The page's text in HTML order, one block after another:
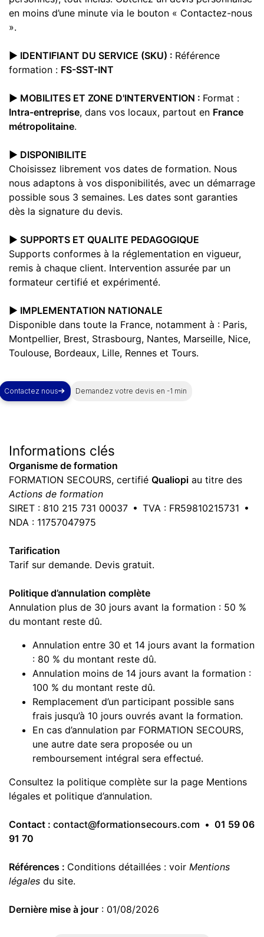
en moins d’une minute via le bouton « Contactez-nous
».
▶️ IDENTIFIANT DU SERVICE (SKU) : Référence
formation : FS-SST-INT
▶️ MOBILITES ET ZONE D'INTERVENTION : Format :
Intra-entreprise, dans vos locaux, partout en France
métropolitaine.
▶️ DISPONIBILITE
Choisissez librement vos dates de formation. Nous
nous adaptons à vos disponibilités, avec un démarrage
possible sous 3 semaines. Les dates sont garanties
dès la signature du devis.
▶️ SUPPORTS ET QUALITE PEDAGOGIQUE
Supports conformes à la réglementation en vigueur,
remis à chaque client. Intervention assurée par un
formateur certifié et expérimenté.
▶️ IMPLEMENTATION NATIONALE
Disponible dans toute la France, notamment à : Paris,
Montpellier, Brest, Strasbourg, Nantes, Marseille, Nice,
Toulouse, Bordeaux, Lille, Rennes et Tours.
Contactez nous Demandez votre devis en -1 min
Informations clés
Organisme de formation
FORMATION SECOURS, certifié Qualiopi au titre des
Actions de formation
SIRET : 810 215 731 00037 • TVA : FR59810215731 •
NDA : 11757047975
Tarification
Tarif sur demande. Devis gratuit.
Politique d’annulation complète
Annulation plus de 30 jours avant la formation : 50 %
du montant reste dû.
Annulation entre 30 et 14 jours avant la formation
: 80 % du montant reste dû.
Annulation moins de 14 jours avant la formation :
100 % du montant reste dû.
Remplacement d’un participant possible sans
frais jusqu’à 10 jours ouvrés avant la formation.
En cas d’annulation par FORMATION SECOURS,
une autre date sera proposée ou un
remboursement intégral sera effectué.
Consultez la politique complète sur la page Mentions
légales et politique d’annulation.
Contact : contact@formationsecours.com • 01 59 06
91 70
Références : Conditions détaillées : voir Mentions
légales du site.
Dernière mise à jour : 01/08/2026